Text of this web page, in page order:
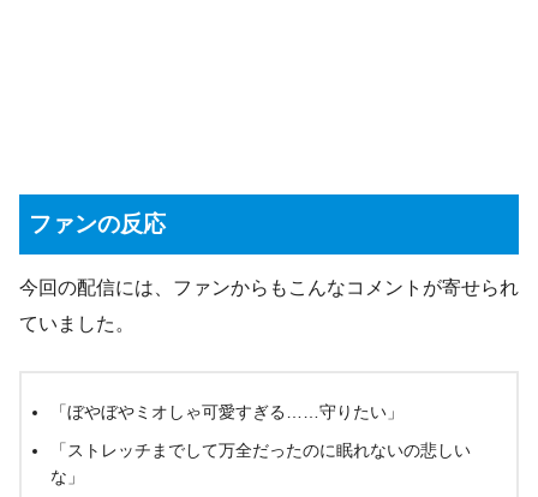
ファンの反応
今回の配信には、ファンからもこんなコメントが寄せられ
ていました。
「ぼやぼやミオしゃ可愛すぎる……守りたい」
「ストレッチまでして万全だったのに眠れないの悲しい
な」